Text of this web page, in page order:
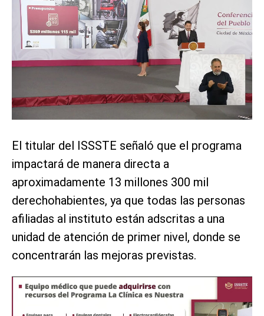
El titular del ISSSTE señaló que el programa
impactará de manera directa a
aproximadamente 13 millones 300 mil
derechohabientes, ya que todas las personas
afiliadas al instituto están adscritas a una
unidad de atención de primer nivel, donde se
concentrarán las mejoras previstas.